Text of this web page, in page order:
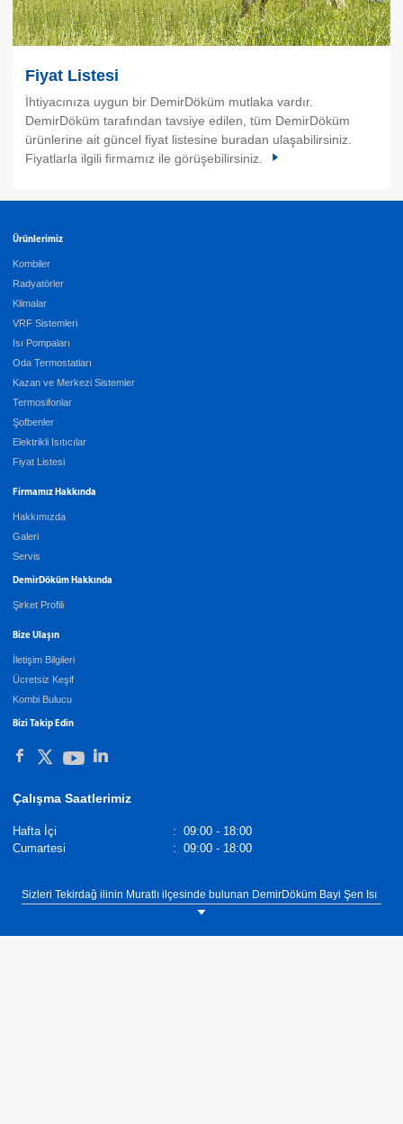
Fiyat Listesi
İhtiyacınıza uygun bir DemirDöküm mutlaka vardır.
DemirDöküm tarafından tavsiye edilen, tüm DemirDöküm
ürünlerine ait güncel fiyat listesine buradan ulaşabilirsiniz.
Fiyatlarla ilgili firmamız ile görüşebilirsiniz.
Ürünlerimiz
Kombiler
Radyatörler
Klimalar
VRF Sistemleri
Isı Pompaları
Oda Termostatları
Kazan ve Merkezi Sistemler
Termosifonlar
Şofbenler
Elektrikli Isıtıcılar
Fiyat Listesi
Firmamız Hakkında
Hakkımızda
Galeri
Servis
DemirDöküm Hakkında
Şirket Profili
Bize Ulaşın
İletişim Bilgileri
Ücretsiz Keşif
Kombi Bulucu
Bizi Takip Edin
Çalışma Saatlerimiz
Hafta İçi : 09:00 - 18:00
Cumartesi
: 09:00 - 18:00
Sizleri Tekirdağ ilinin Muratlı ilçesinde bulunan DemirDöküm Bayi Şen Isı
showroomumuza bekliyoruz. Tel: 0(282) 768 07 04.